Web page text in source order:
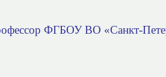
ФГБОУ ВО «Санкт-